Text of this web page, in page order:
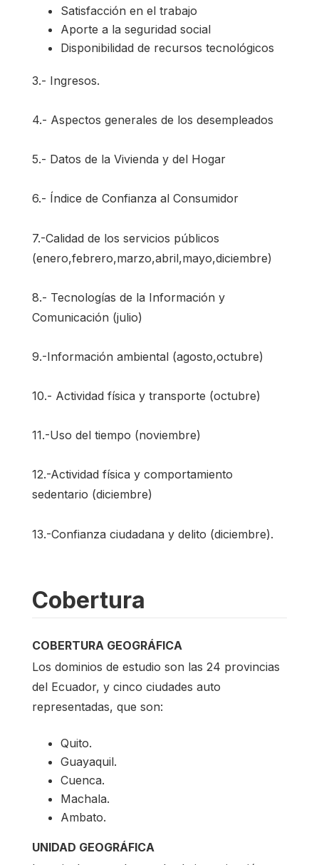
Satisfacción en el trabajo
Aporte a la seguridad social
Disponibilidad de recursos tecnológicos
3.- Ingresos.
4.- Aspectos generales de los desempleados
5.- Datos de la Vivienda y del Hogar
6.- Índice de Confianza al Consumidor
7.-Calidad de los servicios públicos
(enero,febrero,marzo,abril,mayo,diciembre)
8.- Tecnologías de la Información y
Comunicación (julio)
9.-Información ambiental (agosto,octubre)
10.- Actividad física y transporte (octubre)
11.-Uso del tiempo (noviembre)
12.-Actividad física y comportamiento
sedentario (diciembre)
13.-Confianza ciudadana y delito (diciembre).
Cobertura
COBERTURA GEOGRÁFICA
Los dominios de estudio son las 24 provincias
del Ecuador, y cinco ciudades auto
representadas, que son:
Quito.
Guayaquil.
Cuenca.
Machala.
Ambato.
UNIDAD GEOGRÁFICA